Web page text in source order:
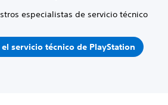
especialistas de servicio técnico
servicio técnico de PlayStation